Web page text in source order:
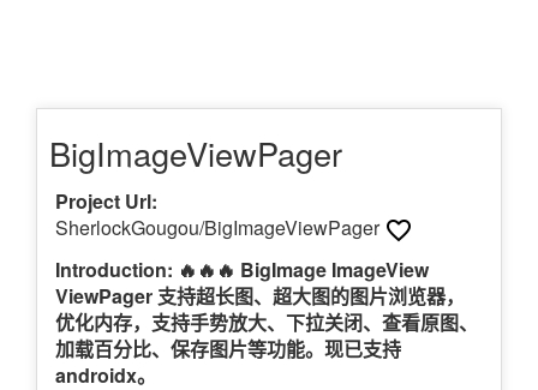
BigImageViewPager
Project Url:
SherlockGougou/BigImageViewPager
Introduction: 🔥🔥🔥 BigImage ImageView
ViewPager 支持超长图、超大图的图片浏览器，
优化内存，支持手势放大、下拉关闭、查看原图、
加载百分比、保存图片等功能。现已支持
androidx。